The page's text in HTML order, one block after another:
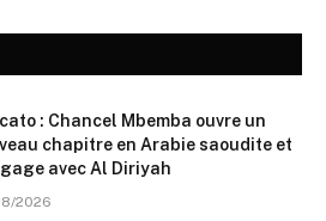
: Chancel Mbemba ouvre un
chapitre en Arabie saoudite et
avec Al Diriyah
2026